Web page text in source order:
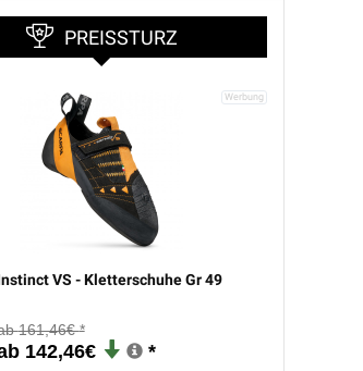
PREISSTURZ
VS - Kletterschuhe Gr 49
161,46€
142,46€